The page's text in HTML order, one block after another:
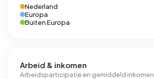
Nederland
Europa
Buiten Europa
Arbeid & inkomen
Arbeidsparticipatie en gemiddeld inkomen